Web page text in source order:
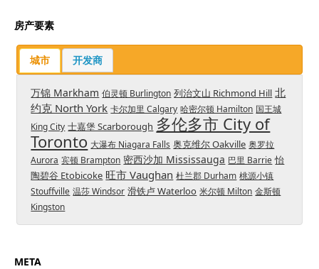
房产要素
城市 开发商
万锦 Markham 伯灵顿 Burlington 列治文山 Richmond Hill 北
约克 North York 卡尔加里 Calgary 哈密尔顿 Hamilton 国王城
King City 士嘉堡 Scarborough 多伦多市 City of
Toronto 大瀑布 Niagara Falls 奥克维尔 Oakville 奥罗拉
Aurora 宾顿 Brampton 密西沙加 Mississauga 巴里 Barrie 怡
陶碧谷 Etobicoke 旺市 Vaughan 杜兰郡 Durham 桃源小镇
Stouffville 温莎 Windsor 滑铁卢 Waterloo 米尔顿 Milton 金斯顿
Kingston
META